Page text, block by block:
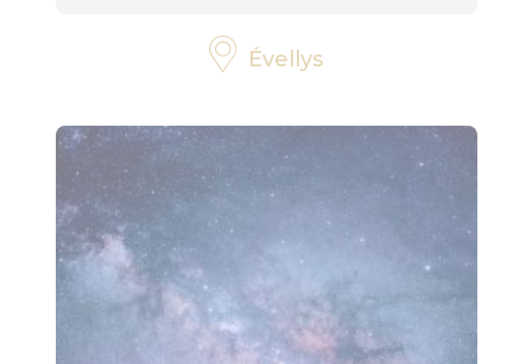
famille
Les enquêtes
Piste et Trésor :
Les mégalithes
de Lanvaux
Évellys